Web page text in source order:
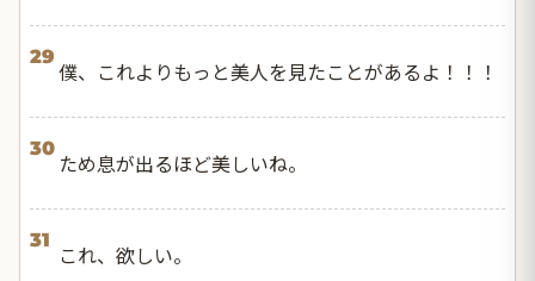
29
僕、これよりもっと美人を見たことがあるよ！！！
30
ため息が出るほど美しいね。
31
これ、欲しい。